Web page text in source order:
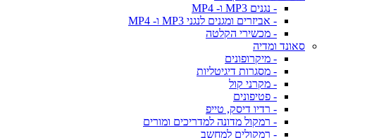
- נגנים MP3 ו- MP4
- אביזרים ומגנים לנגני MP3 ו- MP4
- מכשירי הקלטה
סאונד ומדיה
- מיקרופונים
- מסגרות דיגיטליות
- מקרני קול
- פטיפונים
- רדיו דיסק, טייפ
- רמקול מדונה למדריכים ומורים
- רמקולים למחשב